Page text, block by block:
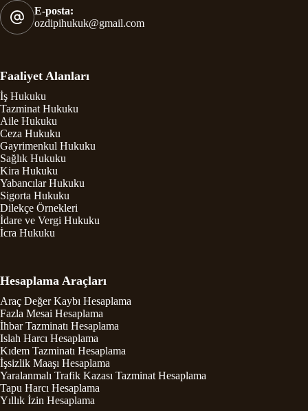
E-posta:
ozdipihukuk@gmail.com
Faaliyet Alanları
İş Hukuku
Tazminat Hukuku
Aile Hukuku
Ceza Hukuku
Gayrimenkul Hukuku
Sağlık Hukuku
Kira Hukuku
Yabancılar Hukuku
Sigorta Hukuku
Dilekçe Örnekleri
İdare ve Vergi Hukuku
İcra Hukuku
Hesaplama Araçları
Araç Değer Kaybı Hesaplama
Fazla Mesai Hesaplama
İhbar Tazminatı Hesaplama
Islah Harcı Hesaplama
Kıdem Tazminatı Hesaplama
İşsizlik Maaşı Hesaplama
Yaralanmalı Trafik Kazası Tazminat Hesaplama
Tapu Harcı Hesaplama
Yıllık İzin Hesaplama